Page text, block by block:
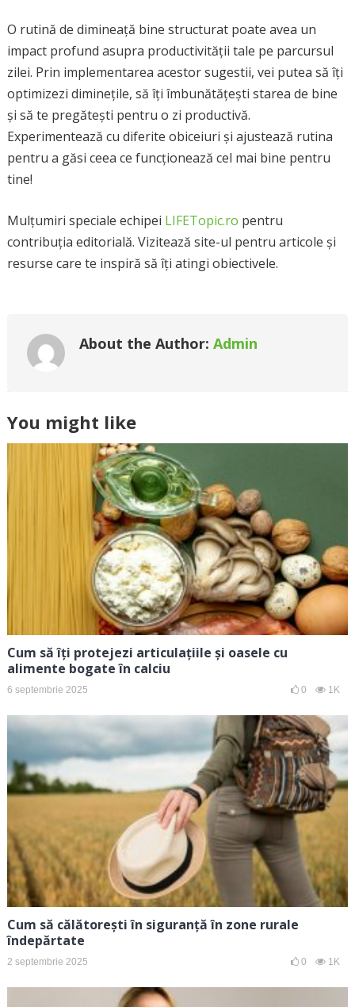
O rutină de dimineață bine structurat poate avea un
impact profund asupra productivității tale pe parcursul
zilei. Prin implementarea acestor sugestii, vei putea să îți
optimizezi diminețile, să îți îmbunătățești starea de bine
și să te pregătești pentru o zi productivă.
Experimentează cu diferite obiceiuri și ajustează rutina
pentru a găsi ceea ce funcționează cel mai bine pentru
tine!
Mulțumiri speciale echipei LIFETopic.ro pentru
contribuția editorială. Vizitează site-ul pentru articole și
resurse care te inspiră să îți atingi obiectivele.
About the Author: Admin
You might like
Cum să îți protejezi articulațiile și oasele cu
alimente bogate în calciu
6 septembrie 2025 0 1K
Cum să călătorești în siguranță în zone rurale
îndepărtate
2 septembrie 2025 0 1K